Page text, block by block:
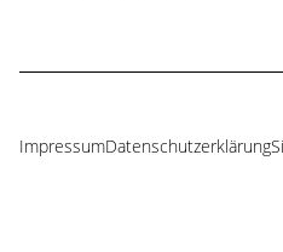
Navigation
ImpressumDatenschutzerklärung